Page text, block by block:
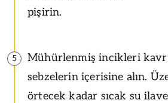
pişirin.
5
Mühürlenmiş incikleri
sebzelerin içerisine alın.
örtecek kadar sıcak su